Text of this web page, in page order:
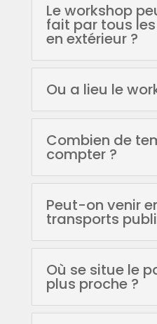
Le workshop
fait par tous
en extérieur ?
Ou a lieu le
Combien de
compter ?
Peut-on venir
transports
Où se situe le
plus proche ?